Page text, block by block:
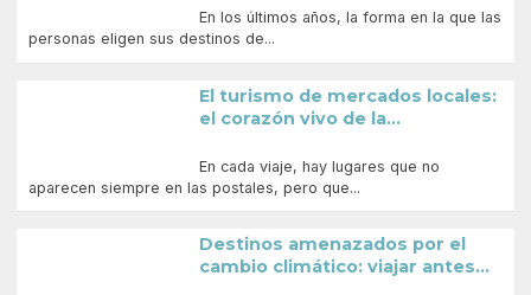
En los últimos años, la forma en la que las
personas eligen sus destinos de...
El turismo de mercados locales:
el corazón vivo de la...
En cada viaje, hay lugares que no
aparecen siempre en las postales, pero que...
Destinos amenazados por el
cambio climático: viajar antes...